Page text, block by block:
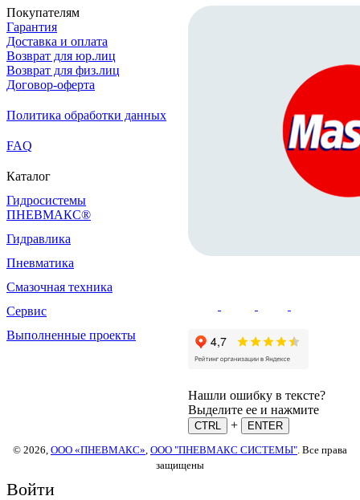
Покупателям
Гарантия
Доставка и оплата
Возврат для юр.лиц
Возврат для физ.лиц
Договор-оферта
Политика обработки данных
FAQ
Каталог
Гидросистемы
ПНЕВМАКС®
Гидравлика
Пневматика
Смазочная техника
Сервис
Выполненные проекты
Нашли ошибку в тексте?
Выделите ее и нажмите
CTRL +
ENTER
© 2026, ООО «ПНЕВМАКС» ООО "ПНЕВМАКС СИСТЕМЫ" . Все права
защищены
Войти